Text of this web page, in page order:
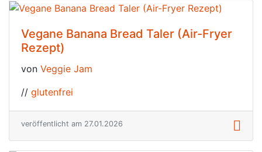
Vegane Banana Bread Taler (Air-Fryer
Rezept)
von Veggie Jam
// glutenfrei
veröffentlicht am 27.01.2026